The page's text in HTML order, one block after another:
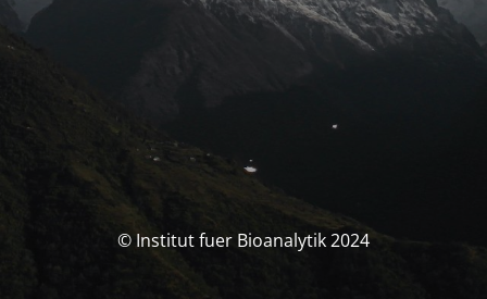
© Institut fuer Bioanalytik 2024